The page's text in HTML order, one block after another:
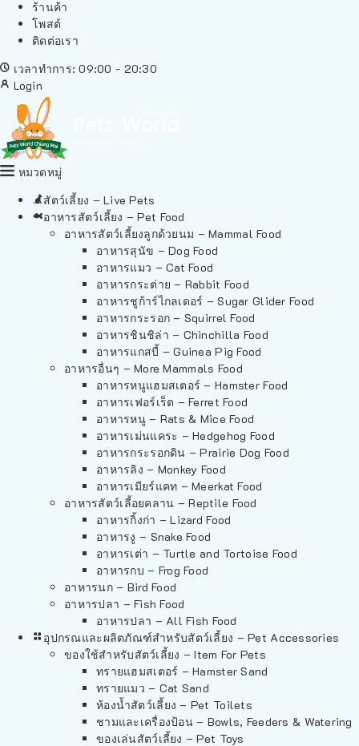
ร้านค้า
โพสต์
ติดต่อเรา
เวลาทำการ: 09:00 - 20:30
Login
หมวดหมู่
สัตว์เลี้ยง – Live Pets
อาหารสัตว์เลี้ยง – Pet Food
อาหารสัตว์เลี้ยงลูกด้วยนม – Mammal Food
อาหารสุนัข – Dog Food
อาหารแมว – Cat Food
อาหารกระต่าย – Rabbit Food
อาหารชูก้าร์ไกลเดอร์ – Sugar Glider Food
อาหารกระรอก – Squirrel Food
อาหารชินชิล่า – Chinchilla Food
อาหารแกสบี้ – Guinea Pig Food
อาหารอื่นๆ – More Mammals Food
อาหารหนูแฮมสเตอร์ – Hamster Food
อาหารเฟอร์เร็ต – Ferret Food
อาหารหนู – Rats & Mice Food
อาหารเม่นแคระ – Hedgehog Food
อาหารกระรอกดิน – Prairie Dog Food
อาหารลิง – Monkey Food
อาหารเมียร์แคท – Meerkat Food
อาหารสัตว์เลี้อยคลาน – Reptile Food
อาหารกิ้งก่า – Lizard Food
อาหารงู – Snake Food
อาหารเต่า – Turtle and Tortoise Food
อาหารกบ – Frog Food
อาหารนก – Bird Food
อาหารปลา – Fish Food
อาหารปลา – All Fish Food
อุปกรณและผลิตภัณฑ์สำหรับสัตว์เลี้ยง – Pet Accessories
ของใช้สำหรับสัตว์เลี้ยง – Item For Pets
ทรายแฮมสเตอร์ – Hamster Sand
ทรายแมว – Cat Sand
ห้องน้ำสัตว์เลี้ยง – Pet Toilets
ชามและเครื่องป้อน – Bowls, Feeders & Watering
ของเล่นสัตว์เลี้ยง – Pet Toys